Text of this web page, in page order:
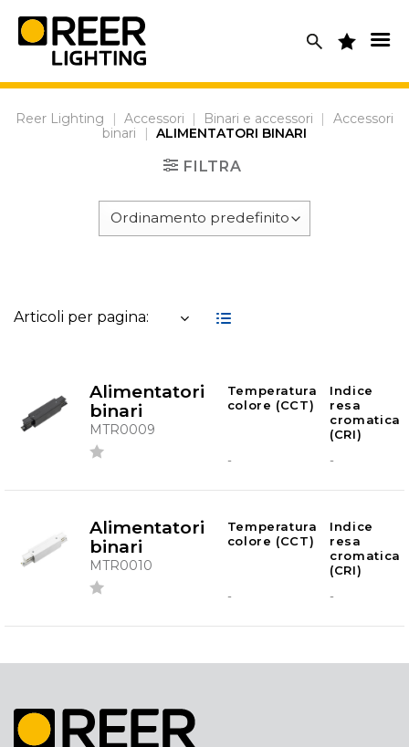
content
Reer Lighting | Accessori | Binari e accessori |
Accessori
binari
| ALIMENTATORI BINARI
FILTRA
Articoli per pagina:
Alimentatori
binari
MTR0009
Temperatura
colore (CCT)
Indice
resa
cromatica
(CRI)
-
-
Alimentatori
binari
MTR0010
Temperatura
colore (CCT)
Indice
resa
cromatica
(CRI)
-
-